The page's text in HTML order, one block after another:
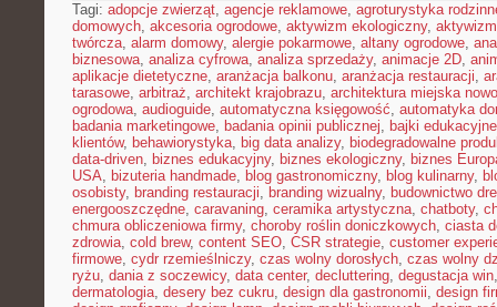
Tagi: adopcje zwierząt, agencje reklamowe, agroturystyka
domowych, akcesoria ogrodowe, aktywizm ekologiczny,
twórcza, alarm domowy, alergie pokarmowe, altany ogrodowe,
biznesowa, analiza cyfrowa, analiza sprzedaży, animacje 2D,
aplikacje dietetyczne, aranżacja balkonu, aranżacja restauracji,
tarasowe, arbitraż, architekt krajobrazu, architektura miejska
ogrodowa, audioguide, automatyczna księgowość, automatyka
badania marketingowe, badania opinii publicznej, bajki edukacyjne
klientów, behawiorystyka, big data analizy, biodegradowalne
data-driven, biznes edukacyjny, biznes ekologiczny, biznes
USA, bizuteria handmade, blog gastronomiczny, blog kulinarny,
osobisty, branding restauracji, branding wizualny, budownictwo
energooszczędne, caravaning, ceramika artystyczna, chatboty,
chmura obliczeniowa firmy, choroby roślin doniczkowych, ciasta
zdrowia, cold brew, content SEO, CSR strategie, customer
firmowe, cydr rzemieślniczy, czas wolny dorosłych, czas wolny
ryżu, dania z soczewicy, data center, decluttering, degustacja win
dermatologia, desery bez cukru, design dla gastronomii, design